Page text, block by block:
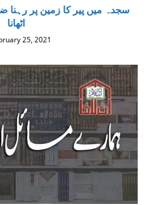
سجدہ میں پیر کا زمین پر رہنا
اٹھانا
25, 2021